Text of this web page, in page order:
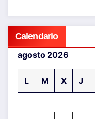
Calendario
agosto 2026
L M X J